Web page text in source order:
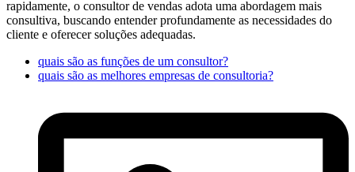
rapidamente, o consultor de vendas adota uma abordagem mais
consultiva, buscando entender profundamente as necessidades do
cliente e oferecer soluções adequadas.
quais são as funções de um consultor?
quais são as melhores empresas de consultoria?